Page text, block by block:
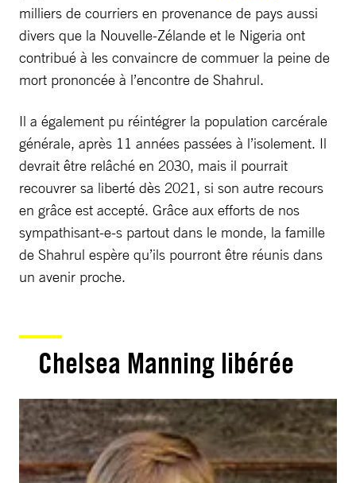
milliers de courriers en provenance de pays aussi
divers que la Nouvelle-Zélande et le Nigeria ont
contribué à les convaincre de commuer la peine de
mort prononcée à l’encontre de Shahrul.
Il a également pu réintégrer la population carcérale
générale, après 11 années passées à l’isolement. Il
devrait être relâché en 2030, mais il pourrait
recouvrer sa liberté dès 2021, si son autre recours
en grâce est accepté. Grâce aux efforts de nos
sympathisant-e-s partout dans le monde, la famille
de Shahrul espère qu’ils pourront être réunis dans
un avenir proche.
Chelsea Manning libérée